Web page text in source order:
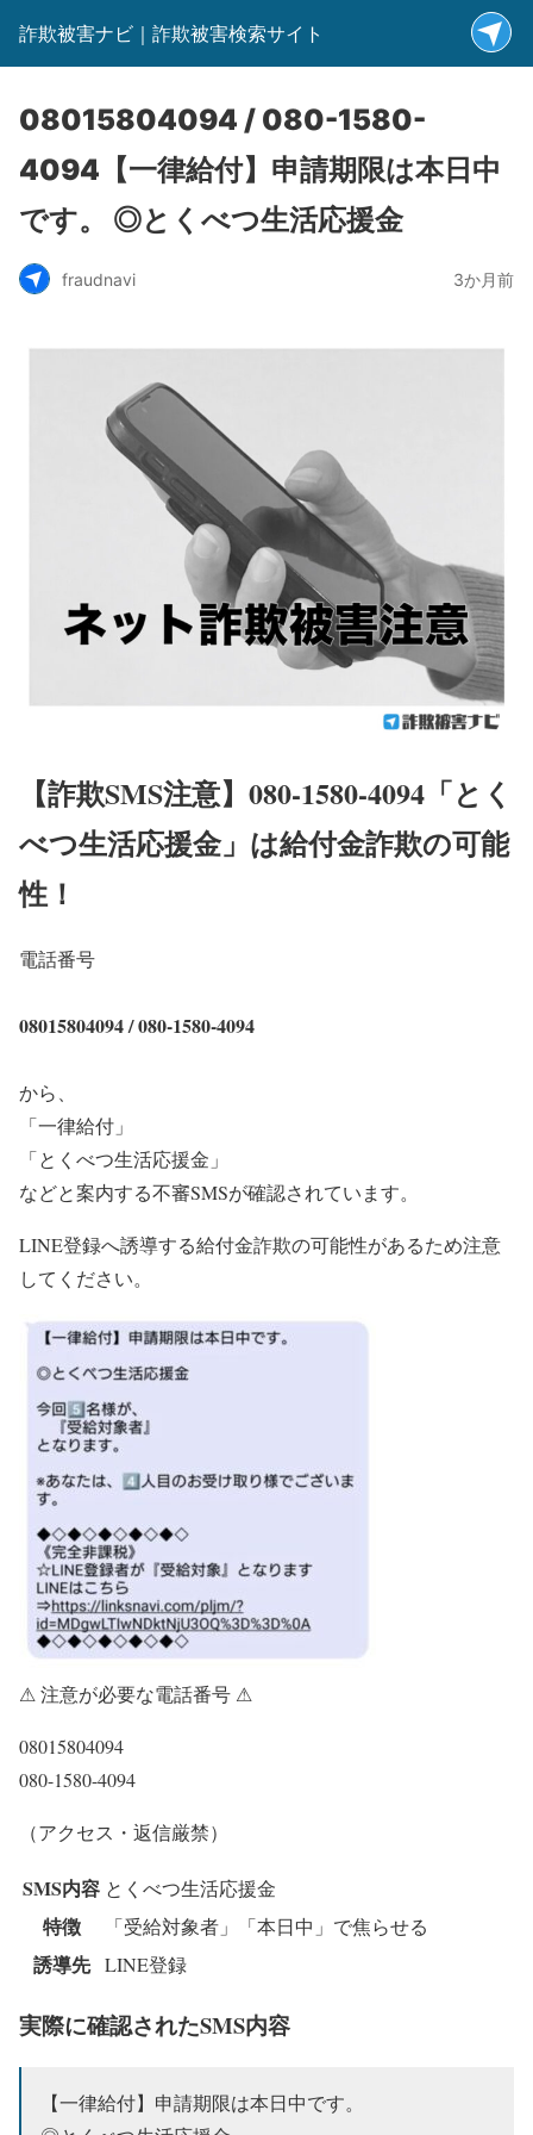
詐欺被害ナビ｜詐欺被害検索サイト
08015804094 / 080-1580-
4094【一律給付】申請期限は本日中
です。 ◎とくべつ生活応援金
fraudnavi 3か月前
【詐欺SMS注意】080-1580-4094「とく
べつ生活応援金」は給付金詐欺の可能
性！
電話番号
08015804094 / 080-1580-4094
から、
「一律給付」
「とくべつ生活応援金」
などと案内する不審SMSが確認されています。
LINE登録へ誘導する給付金詐欺の可能性があるため注意
してください。
⚠ 注意が必要な電話番号 ⚠
08015804094
080-1580-4094
（アクセス・返信厳禁）
SMS内容 とくべつ生活応援金
特徴 「受給対象者」「本日中」で焦らせる
誘導先 LINE登録
実際に確認されたSMS内容
【一律給付】申請期限は本日中です。